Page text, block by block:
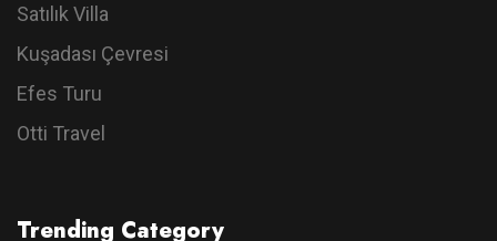
Satılık Villa
Kuşadası Çevresi
Efes Turu
Otti Travel
Trending Category